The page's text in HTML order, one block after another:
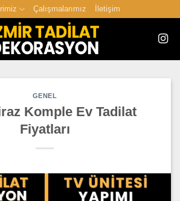
Çalışmalarımız İletişim
GENEL
Komple Ev Tadilat
Fiyatları